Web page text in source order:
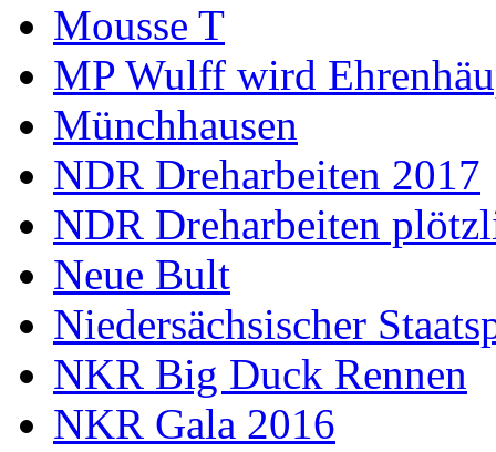
Mousse T
MP Wulff wird
Münchhausen
NDR Dreharbeiten 2017
NDR Dreharbeiten
Neue Bult
Niedersächsischer
NKR Big Duck Rennen
NKR Gala 2016